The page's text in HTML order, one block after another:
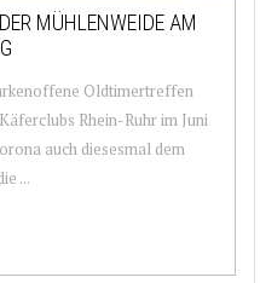
MÜHLENWEIDE AM
Oldtimertreffen
Rhein-Ruhr im Juni
auch diesesmal dem
...